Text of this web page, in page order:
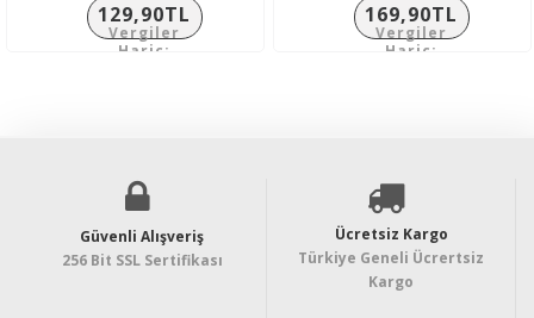
129,90TL
Vergiler
Hariç:
169,90TL
Vergiler
Hariç:
Güvenli Alışveriş
256 Bit SSL Sertifikası
Ücretsiz Kargo
Türkiye Geneli Ücrertsiz
Kargo